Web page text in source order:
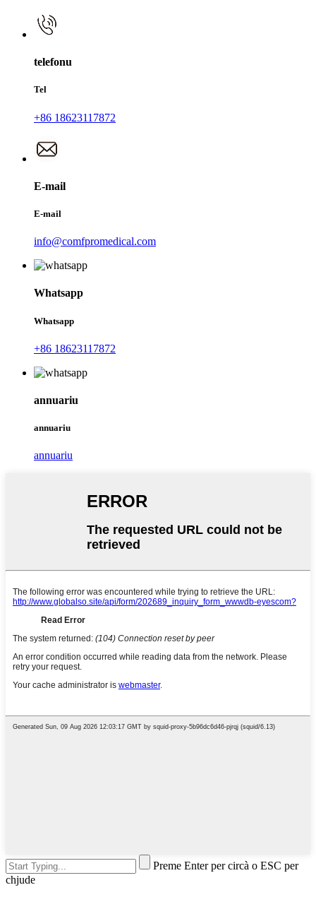
telefonu
Tel
+86 18623117872
E-mail
E-mail
info@comfpromedical.com
Whatsapp
Whatsapp
+86 18623117872
annuariu
annuariu
annuariu
Preme Enter per circà o ESC per
chjude